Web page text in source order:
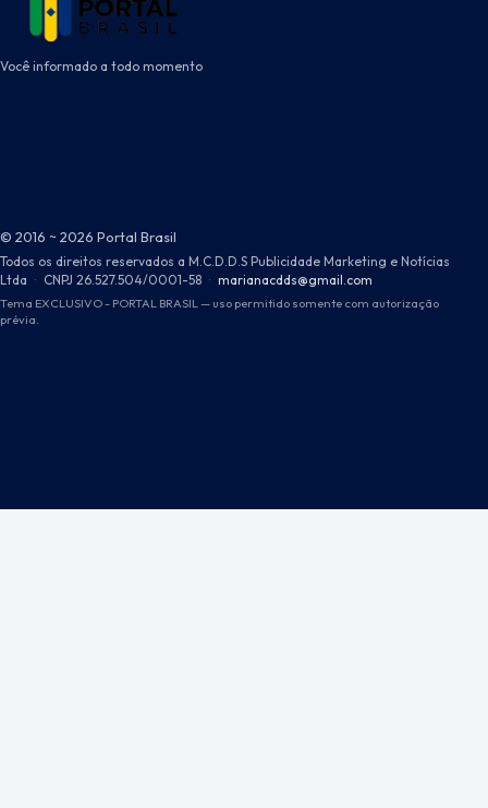
Você informado a todo momento
© 2016 ~ 2026 Portal Brasil
Todos os direitos reservados a M.C.D.D.S Publicidade Marketing e Notícias
Ltda · CNPJ 26.527.504/0001-58 · marianacdds@gmail.com
Tema EXCLUSIVO - PORTAL BRASIL — uso permitido somente com autorização
prévia.